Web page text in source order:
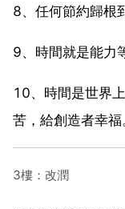
8、任何節約歸根
9、時間就是能力
10、時間是世界
苦，給創造者幸福
3樓：改潤